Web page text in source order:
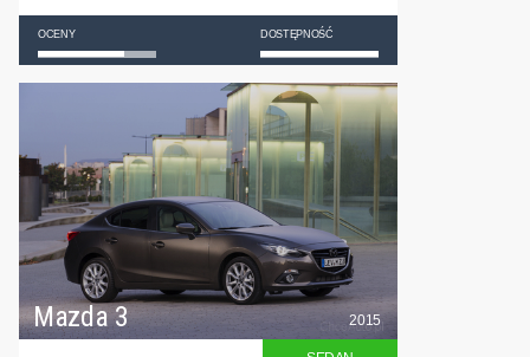
OCENY DOSTĘPNOŚĆ
Mazda 3 2015